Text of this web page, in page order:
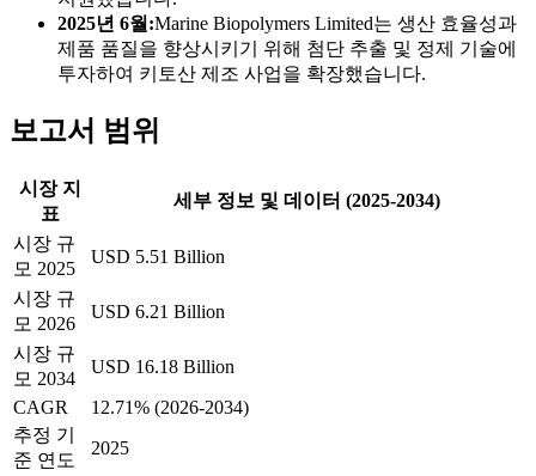
2025년 6월:Marine Biopolymers Limited는 생산 효율성과
제품 품질을 향상시키기 위해 첨단 추출 및 정제 기술에
투자하여 키토산 제조 사업을 확장했습니다.
보고서 범위
시장 지
표
세부 정보 및 데이터 (2025-2034)
시장 규
모 2025
USD 5.51 Billion
시장 규
모 2026
USD 6.21 Billion
시장 규
모 2034
USD 16.18 Billion
CAGR
12.71% (2026-2034)
추정 기
준 연도
2025